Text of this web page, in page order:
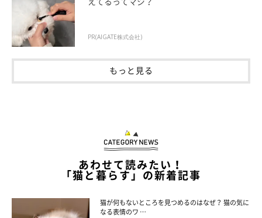
PR(AIGATE株式会社)
もっと見る
あわせて読みたい！
「猫と暮らす」の新着記事
猫が何もないところを見つめるのはなぜ？ 猫の気に
なる表情のワ …